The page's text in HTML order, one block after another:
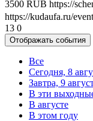
3500 RUB https://
https://kudaufa.ru/
13 0
Отображать события
Все
Сегодня, 8
Завтра, 9
В эти
В августе
В этом году